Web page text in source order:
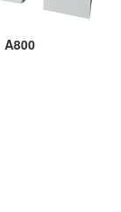
A800